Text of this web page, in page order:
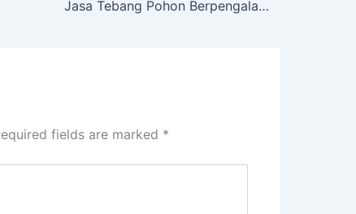
Jasa Tebang Pohon Berpengalaman Termurah Di WANGLUWETAN Tuban
fields are marked *